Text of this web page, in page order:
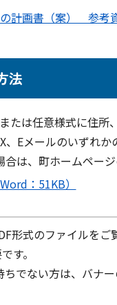
計画書（案） 参考資
法
たは任意様式に住所
、Eメールのいずれか
は、町ホームペー
：51KB）
形式のファイルを
す。
でない方は、バナ